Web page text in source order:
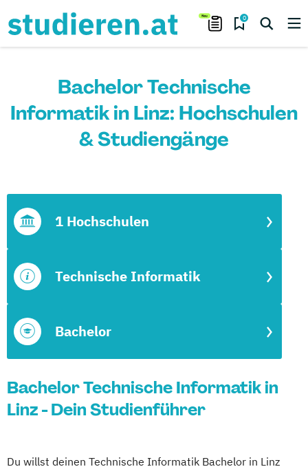
0
Bachelor Technische
Informatik in Linz: Hochschulen
& Studiengänge
Bachelor
Technische Informatik
1 Hochschulen
Bachelor Technische Informatik in
Linz - Dein Studienführer
Du willst deinen Technische Informatik Bachelor in Linz